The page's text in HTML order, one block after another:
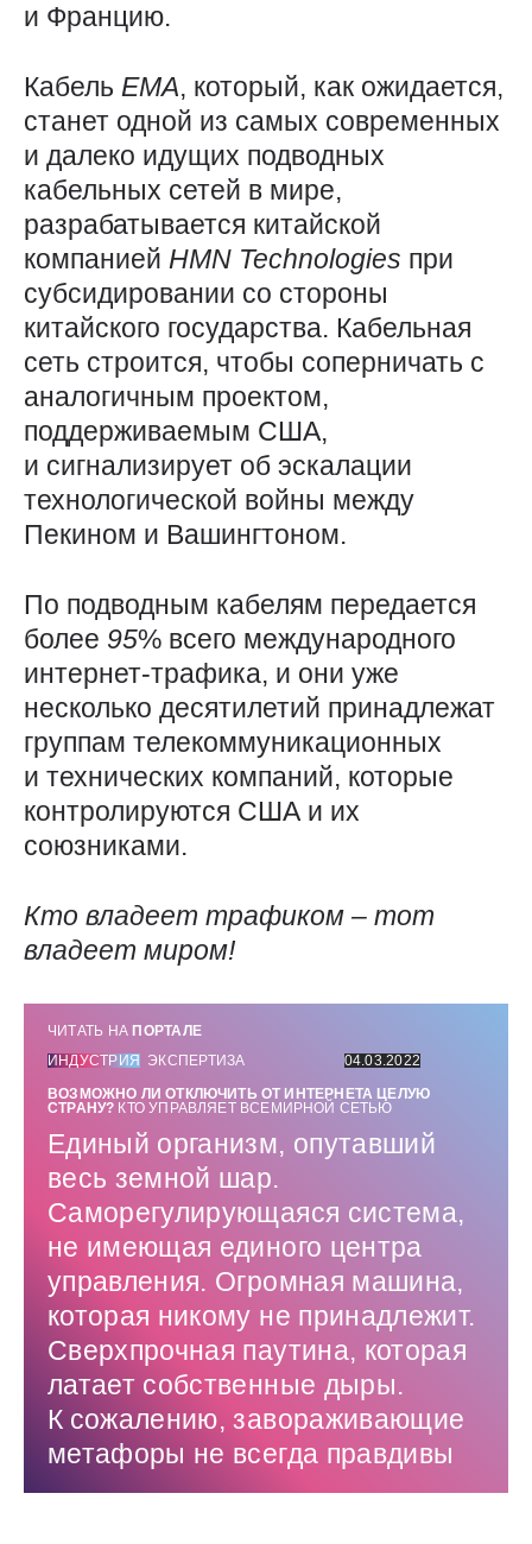
и Францию.
Кабель EMA, который, как ожидается,
станет одной из самых современных
и далеко идущих подводных
кабельных сетей в мире,
разрабатывается китайской
компанией HMN Technologies при
субсидировании со стороны
китайского государства. Кабельная
сеть строится, чтобы соперничать с
аналогичным проектом,
поддерживаемым США,
и сигнализирует об эскалации
технологической войны между
Пекином и Вашингтоном.
По подводным кабелям передается
более 95% всего международного
интернет-трафика, и они уже
несколько десятилетий принадлежат
группам телекоммуникационных
и технических компаний, которые
контролируются США и их
союзниками.
Кто владеет трафиком – тот
владеет миром!
ЧИТАТЬ НА ПОРТАЛЕ
ИНДУСТРИЯ
ЭКСПЕРТИЗА
04.03.2022
ВОЗМОЖНО ЛИ ОТКЛЮЧИТЬ ОТ ИНТЕРНЕТА ЦЕЛУЮ
СТРАНУ? КТО УПРАВЛЯЕТ ВСЕМИРНОЙ СЕТЬЮ
Единый организм, опутавший
весь земной шар.
Саморегулирующаяся система,
не имеющая единого центра
управления. Огромная машина,
которая никому не принадлежит.
Сверхпрочная паутина, которая
латает собственные дыры.
К сожалению, завораживающие
метафоры не всегда правдивы